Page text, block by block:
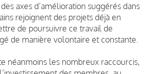
axes d’amélioration suggérés dans
rejoignent des projets déjà en
de poursuivre ce travail de
de manière volontaire et constante.
néanmoins les nombreux raccourcis,